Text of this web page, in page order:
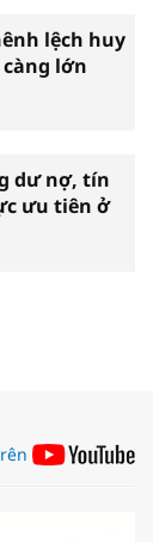
lệch huy
lớn
dư nợ, tín
ưu tiên ở